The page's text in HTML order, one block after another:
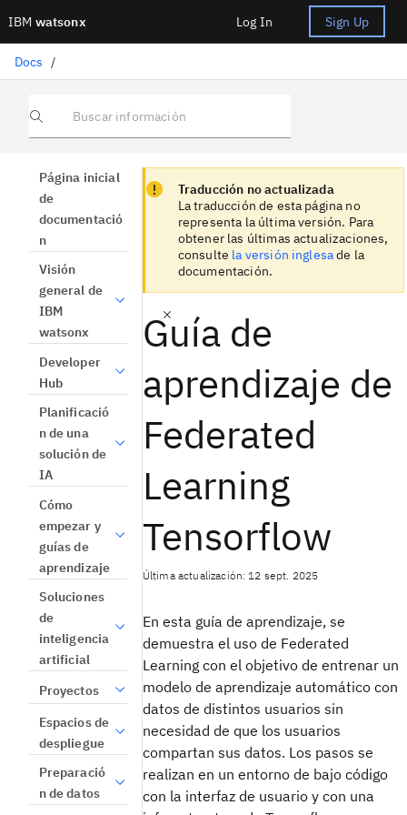
IBM watsonx Log In Sign Up
Docs /
Buscar información
Página inicial
de
documentació
n
Visión
general de
IBM
watsonx
Developer
Hub
Planificació
n de una
solución de
IA
Cómo
empezar y
guías de
aprendizaje
Soluciones
de
inteligencia
artificial
Proyectos
Espacios de
despliegue
Preparació
n de datos
Traducción no actualizada
La traducción de esta página no
representa la última versión. Para
obtener las últimas actualizaciones,
consulte la versión inglesade la
documentación.
Guía de
aprendizaje de
Federated
Learning
Tensorflow
Última actualización: 12 sept. 2025
En esta guía de aprendizaje, se
demuestra el uso de Federated
Learning con el objetivo de entrenar un
modelo de aprendizaje automático con
datos de distintos usuarios sin
necesidad de que los usuarios
compartan sus datos. Los pasos se
realizan en un entorno de bajo código
con la interfaz de usuario y con una